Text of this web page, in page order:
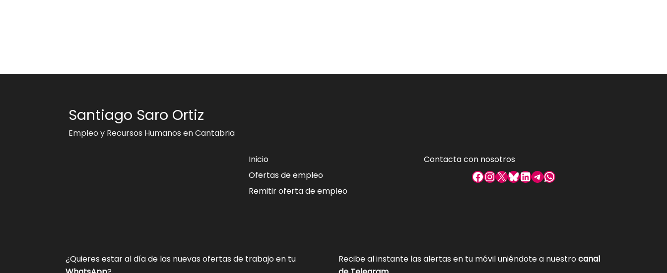
Santiago Saro Ortiz
Empleo y Recursos Humanos en Cantabria
Inicio
Ofertas de empleo
Remitir oferta de empleo
Contacta con nosotros
Facebook
Instagram
X Bluesky
LinkedIn
Telegram
WhatsApp
¿Quieres estar al día de las nuevas ofertas de trabajo en tu
Recibe al instante las alertas en tu móvil uniéndote a nuestrocanal